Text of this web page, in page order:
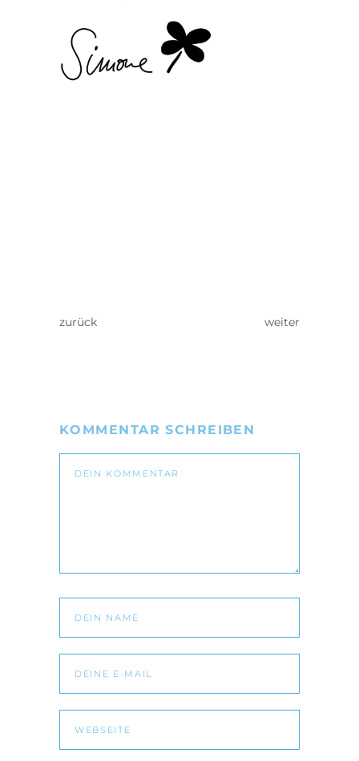
zurück weiter
KOMMENTAR SCHREIBEN